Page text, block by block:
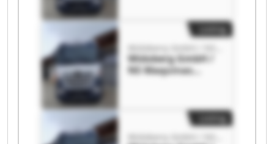
NS Maquinas
Deutschland
Widoberg GmbH /
NS Maquinas
Deutschland
NS Maquinas
Deutschland